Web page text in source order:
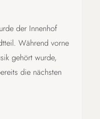
der Innenhof
Während vorne
gehört wurde,
die nächsten